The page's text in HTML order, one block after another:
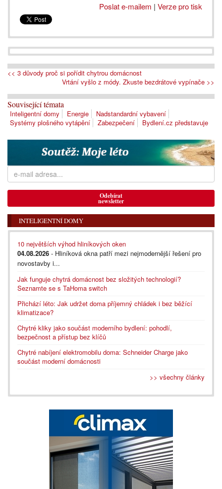
Poslat e-mailem | Verze pro tisk
<< 3 důvody proč si pořídit chytrou domácnost
Vrtání vyšlo z módy. Zkuste bezdrátové vypínače >>
Související témata
Inteligentní domy Energie
Nadstandardní vybavení
Systémy plošného vytápění
Zabezpečení Bydlení.cz představuje
Odebírat
newsletter
INTELIGENTNÍ DOMY
10 největších výhod hliníkových oken
04.08.2026 - Hliníková okna patří mezi nejmodernější řešení pro
novostavby i...
Jak funguje chytrá domácnost bez složitých technologií?
Seznamte se s TaHoma switch
Přichází léto: Jak udržet doma příjemný chládek i bez běžící
klimatizace?
Chytré kliky jako součást moderního bydlení: pohodlí,
bezpečnost a přístup bez klíčů
Chytré nabíjení elektromobilu doma: Schneider Charge jako
součást moderní domácnosti
>> všechny články